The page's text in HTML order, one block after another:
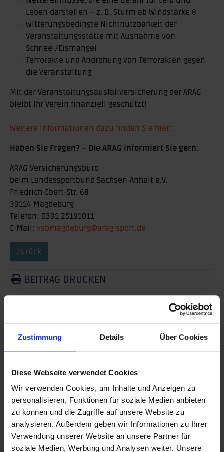
Zustimmung Details Über Cookies
Diese Webseite verwendet Cookies
Wir verwenden Cookies, um Inhalte und Anzeigen zu
personalisieren, Funktionen für soziale Medien anbieten
zu können und die Zugriffe auf unsere Website zu
analysieren. Außerdem geben wir Informationen zu Ihrer
Verwendung unserer Website an unsere Partner für
soziale Medien, Werbung und Analysen weiter. Unsere
Leben darstellen – z. B. Sturm ab Windstärke 8
witterungsbedingte Nichtnutzbarkeit der
Veranstaltungsstätte mit Ausnahme von
Schnee-/Eismangel
Terrorakte und Androhung von Terrorakten gegen
die Veranstaltung
Mit der Veranstaltungsausfallversicherung der ARAG
bleibt Ihr Verein finanziell geschützt!
Weitere Informationen dazu finden Sie hier:
Haben Sie Fragen? – Die ARAG informiert Sie gern:
ARAG Versicherungsbüro
beim Landessportbund Sachsen-Anhalt e.V.
Friedrich-Ebert-Str. 68
39114 Magdeburg
Telefon: 0391 25191011
E-Mail: vsbmagdeburg@arag-sport.de
Zurück
BEITRAG DRUCKEN
posten
teilen
mail
RSS FEED